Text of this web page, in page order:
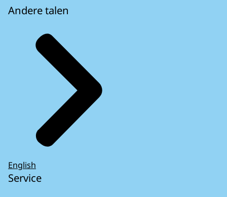
Andere talen
English
Service